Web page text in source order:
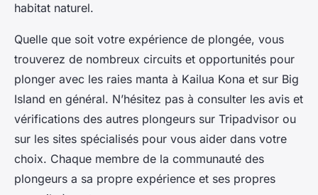
habitat naturel.
Quelle que soit votre expérience de plongée, vous
trouverez de nombreux circuits et opportunités pour
plonger avec les raies manta à Kailua Kona et sur Big
Island en général. N’hésitez pas à consulter les avis et
vérifications des autres plongeurs sur Tripadvisor ou
sur les sites spécialisés pour vous aider dans votre
choix. Chaque membre de la communauté des
plongeurs a sa propre expérience et ses propres